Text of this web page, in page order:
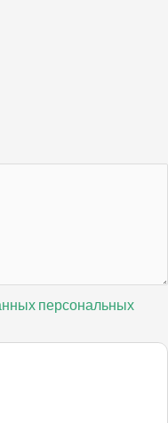
персональных